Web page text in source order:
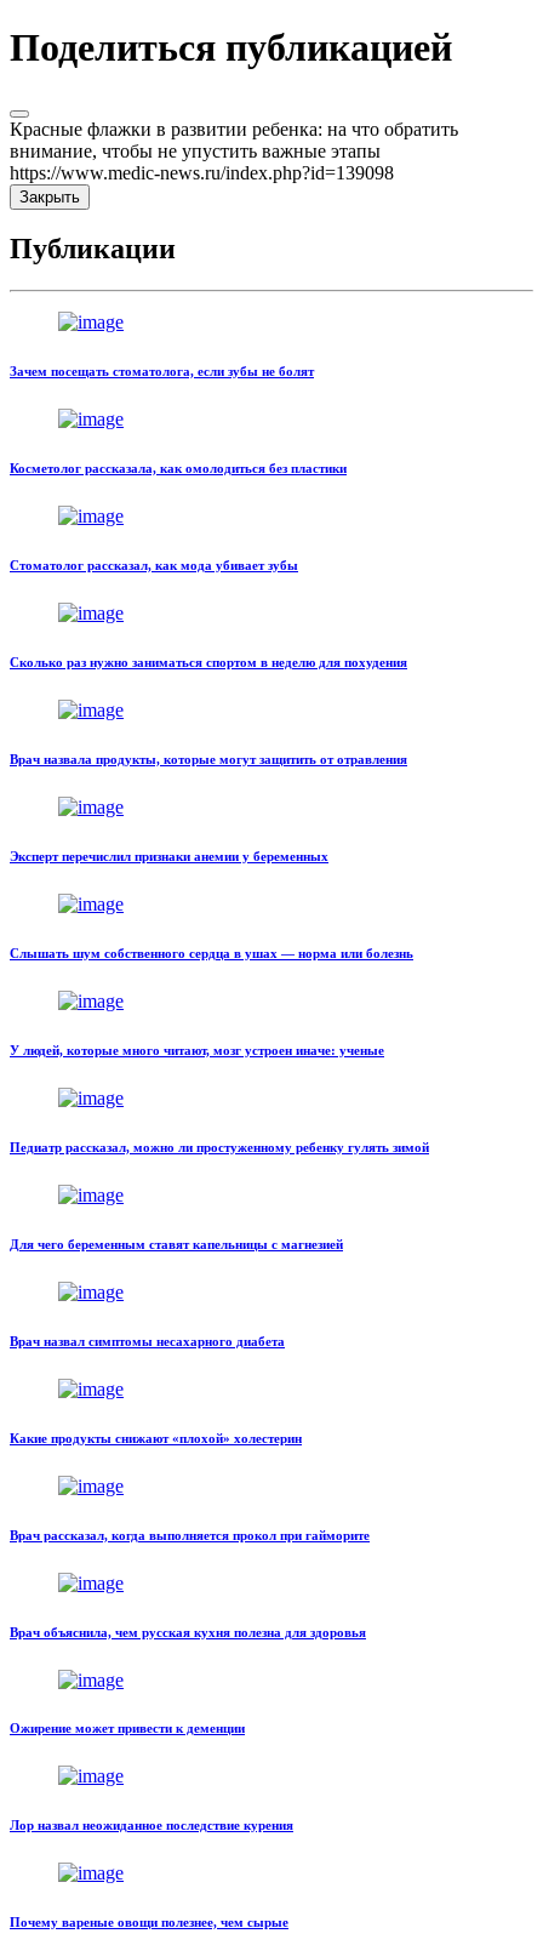
Поделиться публикацией
Красные флажки в развитии ребенка: на что обратить
внимание, чтобы не упустить важные этапы
https://www.medic-news.ru/index.php?id=139098
Закрыть
Публикации
Зачем посещать стоматолога, если зубы не болят
Косметолог рассказала, как омолодиться без пластики
Стоматолог рассказал, как мода убивает зубы
Сколько раз нужно заниматься спортом в неделю для похудения
Врач назвала продукты, которые могут защитить от отравления
Эксперт перечислил признаки анемии у беременных
Слышать шум собственного сердца в ушах — норма или болезнь
У людей, которые много читают, мозг устроен иначе: ученые
Педиатр рассказал, можно ли простуженному ребенку гулять зимой
Для чего беременным ставят капельницы с магнезией
Врач назвал симптомы несахарного диабета
Какие продукты снижают «плохой» холестерин
Врач рассказал, когда выполняется прокол при гайморите
Врач объяснила, чем русская кухня полезна для здоровья
Ожирение может привести к деменции
Лор назвал неожиданное последствие курения
Почему вареные овощи полезнее, чем сырые